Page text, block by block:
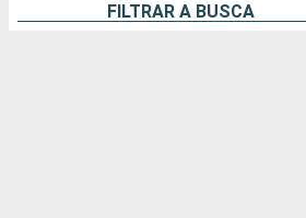
FILTRAR A BUSCA